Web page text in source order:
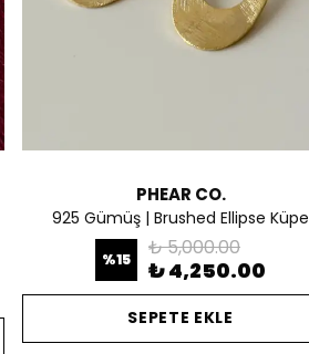
PHEAR CO.
925 Gümüş | Brushed Ellipse Küpe
%15 ₺ 5,000.00
₺ 4,250.00
SEPETE EKLE